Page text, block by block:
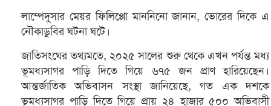
লাম্পেদুসার মেয়র ফিলিপ্পো মাননিনো জানান, ভোরের দিকে এ
নৌকাডুবির ঘটনা ঘটে।
জাতিসংঘের তথ্যমতে, ২০২৫ সালের শুরু থেকে এখন পর্যন্ত মধ্য
ভূমধ্যসাগর পাড়ি দিতে গিয়ে ৬৭৫ জন প্রাণ হারিয়েছেন।
আন্তর্জাতিক অভিবাসন সংস্থা জানিয়েছে, গত এক দশকে
ভূমধ্যসাগর পাড়ি দিতে গিয়ে প্রায় ২৪ হাজার ৫০০ অভিবাসী